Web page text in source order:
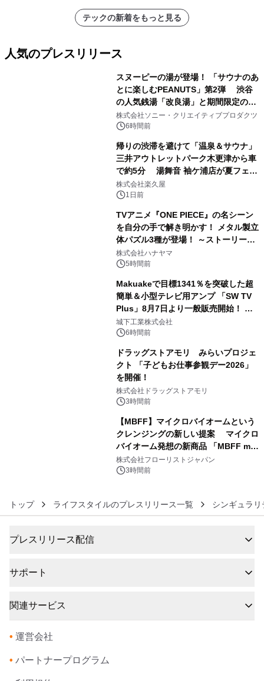
テックの新着をもっと見る
人気のプレスリリース
スヌーピーの湯が登場！ 「サウナのあ
とに楽しむPEANUTS」第2弾 渋谷
の人気銭湯「改良湯」と期間限定のコ
ラボレーション サウナイキタイコラ
ボグッズも発売決定！
株式会社ソニー・クリエイティブプロダクツ
6時間前
帰りの渋滞を避けて「温泉＆サウナ」
三井アウトレットパーク木更津から車
で約5分 湯舞音 袖ケ浦店が夏フェア
メニューを提供
株式会社楽久屋
1日前
TVアニメ『ONE PIECE』の名シーン
を自分の手で解き明かす！ メタル製立
体パズル3種が登場！ ～ストーリーと
ギミックが融合した 大人の体験型パズ
ルが8月7日(金)12時より先行予約受付
株式会社ハナヤマ
5時間前
Makuakeで目標1341％を突破した超
簡単＆小型テレビ用アンプ 「SW TV
Plus」8月7日より一般販売開始！ ケ
ーブル1本つなぐだけ、テレビの音が
ぐっと豊かに
城下工業株式会社
6時間前
ドラッグストアモリ みらいプロジェ
クト 「子どもお仕事参観デー2026」
を開催！
株式会社ドラッグストアモリ
3時間前
【MBFF】マイクロバイオームという
クレンジングの新しい提案 マイクロ
バイオーム発想の新商品 「MBFF mb
クレンジングPRO」を2026年8月6日
発売
株式会社フローリストジャパン
3時間前
トップ ライフスタイルのプレスリリース一覧 シンギュラ
プレスリリース配信
サポート
関連サービス
• 運営会社
• パートナープログラム